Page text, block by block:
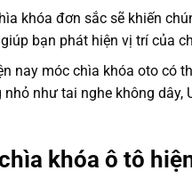
khóa đơn sắc sẽ khiến
bạn phát hiện vị trí của
nay móc chìa khóa oto có
như tai nghe không
khóa ô tô